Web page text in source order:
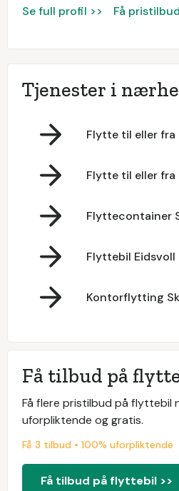
Se full profil >> Få
Tjenester i
Flytte til eller
Flytte til eller fra
Flyttecontainer
Flyttebil Eidsvoll
Kontorflytting
Få tilbud på
Få flere pristilbud på flyttebil
uforpliktende og gratis.
Få 3 tilbud • 100% uforpliktende
Få tilbud på flyttebil >>